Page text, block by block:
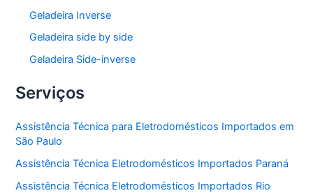
Geladeira Inverse
Geladeira side by side
Geladeira Side-inverse
Serviços
Assistência Técnica para Eletrodomésticos Importados em
São Paulo
Assistência Técnica Eletrodomésticos Importados Paraná
Assistência Técnica Eletrodomésticos Importados Rio